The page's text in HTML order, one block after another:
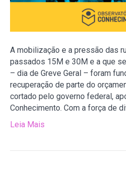
A mobilização e a pressão das
passados 15M e 30M e a que
– dia de Greve Geral – foram
recuperação de parte do
cortado pelo governo federal,
Conhecimento. Com a força de
Leia Mais